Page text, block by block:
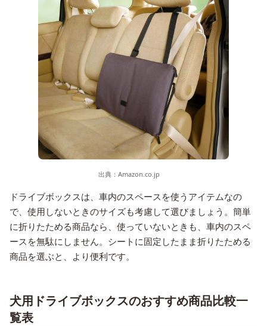
出典： Amazon.co.jp
ドライブボックスは、車内のスペースを使うアイテムなの
で、使用しないときのサイズも考慮して選びましょう。簡単
に折りたためる商品なら、使っていないときも、車内のスペ
ースを無駄にしません。シートに固定したまま折りたためる
商品を選ぶと、より便利です。
犬用ドライブボックスのおすすめ商品比較一
覧表